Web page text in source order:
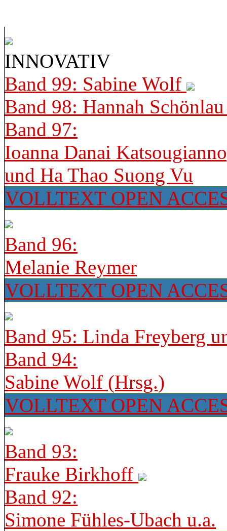
INNOVATIV
Band 99: Sabine Wolf
Band 98: Hannah
Band 97:
Ioanna Danai
und Ha Thao Suong Vu
VOLLTEXT OPEN
Band 96:
Melanie Reymer
VOLLTEXT OPEN
Band 95: Linda Freyberg
Band 94:
Sabine Wolf (Hrsg.)
VOLLTEXT OPEN
Band 93:
Frauke Birkhoff
Band 92:
Simone Fühles-Ubach u.a.